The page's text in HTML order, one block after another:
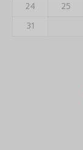
24
25
31